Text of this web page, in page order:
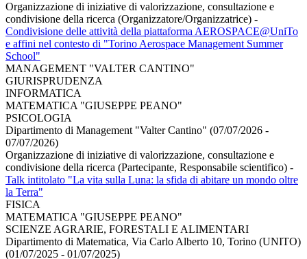
Organizzazione di iniziative di valorizzazione, consultazione e
condivisione della ricerca (Organizzatore/Organizzatrice) -
Condivisione delle attività della piattaforma AEROSPACE@UniTo
e affini nel contesto di "Torino Aerospace Management Summer
School"
MANAGEMENT "VALTER CANTINO"
GIURISPRUDENZA
INFORMATICA
MATEMATICA "GIUSEPPE PEANO"
PSICOLOGIA
Dipartimento di Management "Valter Cantino" (07/07/2026 -
07/07/2026)
Organizzazione di iniziative di valorizzazione, consultazione e
condivisione della ricerca (Partecipante, Responsabile scientifico) -
Talk intitolato "La vita sulla Luna: la sfida di abitare un mondo oltre
la Terra"
FISICA
MATEMATICA "GIUSEPPE PEANO"
SCIENZE AGRARIE, FORESTALI E ALIMENTARI
Dipartimento di Matematica, Via Carlo Alberto 10, Torino (UNITO)
(01/07/2025 - 01/07/2025)